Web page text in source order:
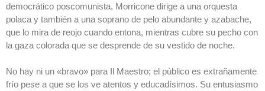
democrático poscomunista, Morricone dirige a una orquesta
polaca y también a una soprano de pelo abundante y azabache,
que lo mira de reojo cuando entona, mientras cubre su pecho con
la gaza colorada que se desprende de su vestido de noche.
No hay ni un «bravo» para Il Maestro; el público es extrañamente
frío pese a que se los ve atentos y educadísimos. Su entusiasmo